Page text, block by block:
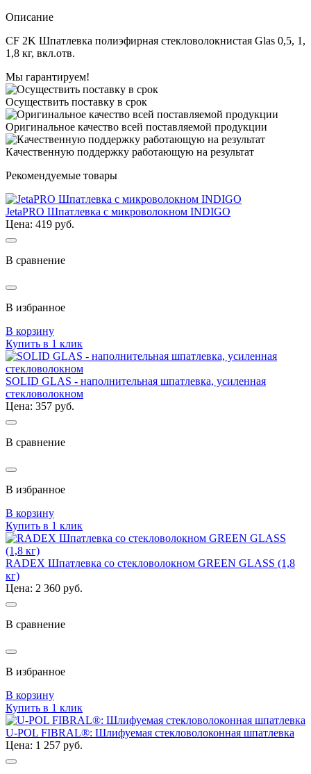
Описание
CF 2K Шпатлевка полиэфирная стекловолокнистая Glas 0,5, 1,
1,8 кг, вкл.отв.
Мы гарантируем!
Осуществить поставку в срок
Оригинальное качество всей поставляемой продукции
Качественную поддержку работающую на результат
Рекомендуемые товары
JetaPRO Шпатлевка с микроволокном INDIGO
Цена: 419 руб.
В сравнение
В избранное
В корзину
Купить в 1 клик
SOLID GLAS - наполнительная шпатлевка, усиленная
стекловолокном
Цена: 357 руб.
В сравнение
В избранное
В корзину
Купить в 1 клик
RADEX Шпатлевка со стекловолокном GREEN GLASS (1,8
кг)
Цена: 2 360 руб.
В сравнение
В избранное
В корзину
Купить в 1 клик
U-POL FIBRAL®: Шлифуемая стекловолоконная шпатлевка
Цена: 1 257 руб.